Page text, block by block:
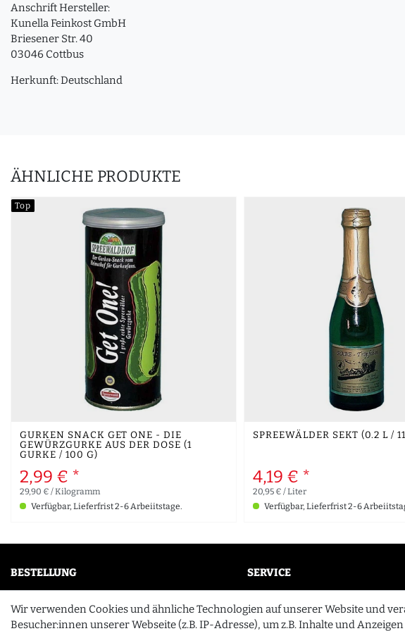
Anschrift Hersteller:
Kunella Feinkost GmbH
Briesener Str. 40
03046 Cottbus
Herkunft: Deutschland
ÄHNLICHE PRODUKTE
Top
GURKEN SNACK GET ONE - DIE
GEWÜRZGURKE AUS DER DOSE (1
GURKE / 100 G)
2,99 € *
29,90 € / Kilogramm
Verfügbar, Lieferfrist 2-6 Arbeiitstage.
SPREEWÄLDER SEKT (0.2 L /
4,19 € *
20,95 € / Liter
Verfügbar, Lieferfrist 2-6
BESTELLUNG
Wunschliste
SERVICE
Unternehmen
Wir verwenden Cookies und ähnliche Technologien auf unserer Website und
Besucher:innen unserer Webseite (z.B. IP-Adresse), um z.B. Inhalte und